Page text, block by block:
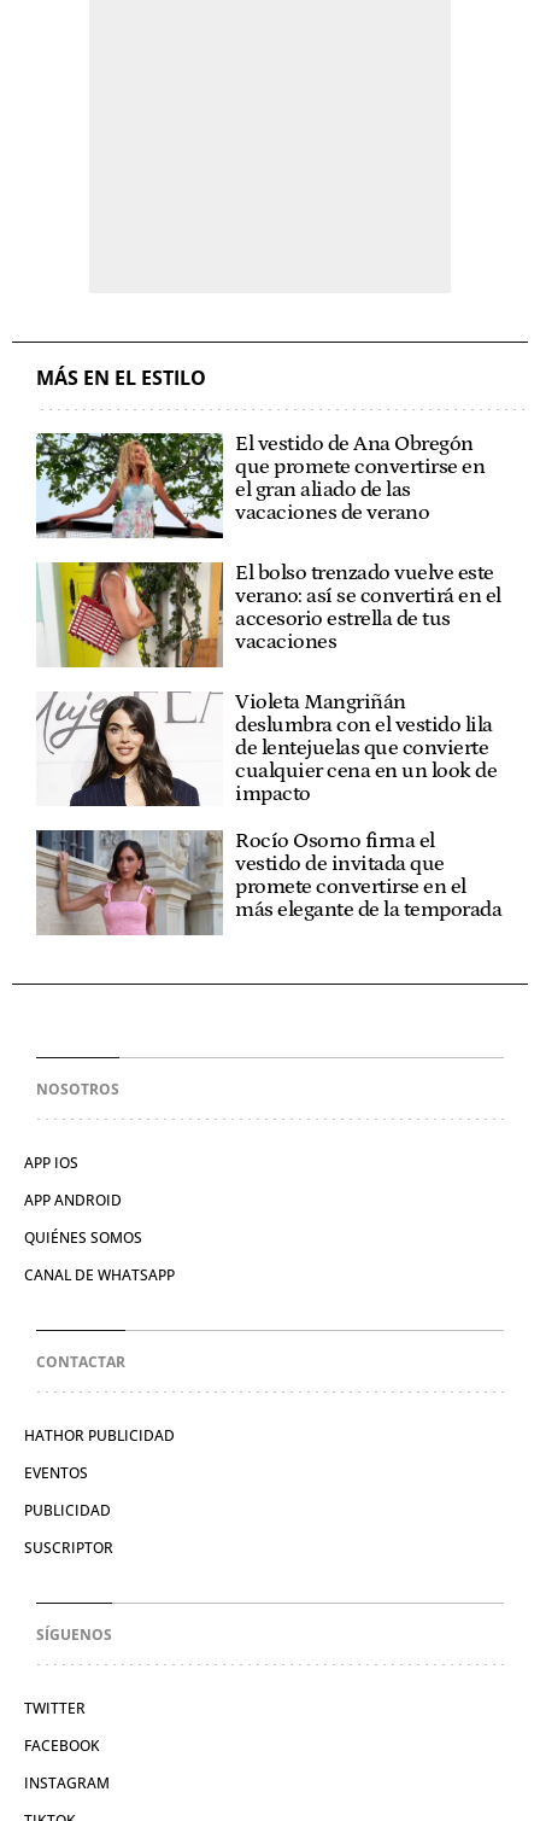
MÁS EN EL ESTILO
El vestido de Ana Obregón
que promete convertirse en
el gran aliado de las
vacaciones de verano
El bolso trenzado vuelve este
verano: así se convertirá en el
accesorio estrella de tus
vacaciones
Violeta Mangriñán
deslumbra con el vestido lila
de lentejuelas que convierte
cualquier cena en un look de
impacto
Rocío Osorno firma el
vestido de invitada que
promete convertirse en el
más elegante de la temporada
NOSOTROS
APP IOS
APP ANDROID
QUIÉNES SOMOS
CANAL DE WHATSAPP
CONTACTAR
HATHOR PUBLICIDAD
EVENTOS
PUBLICIDAD
SUSCRIPTOR
SÍGUENOS
TWITTER
FACEBOOK
INSTAGRAM